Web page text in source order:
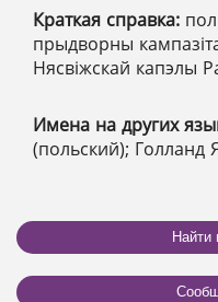
Краткая справка:
прыдворны
Нясвіжскай капэлы
Имена на других
(польский); Голланд
Найти